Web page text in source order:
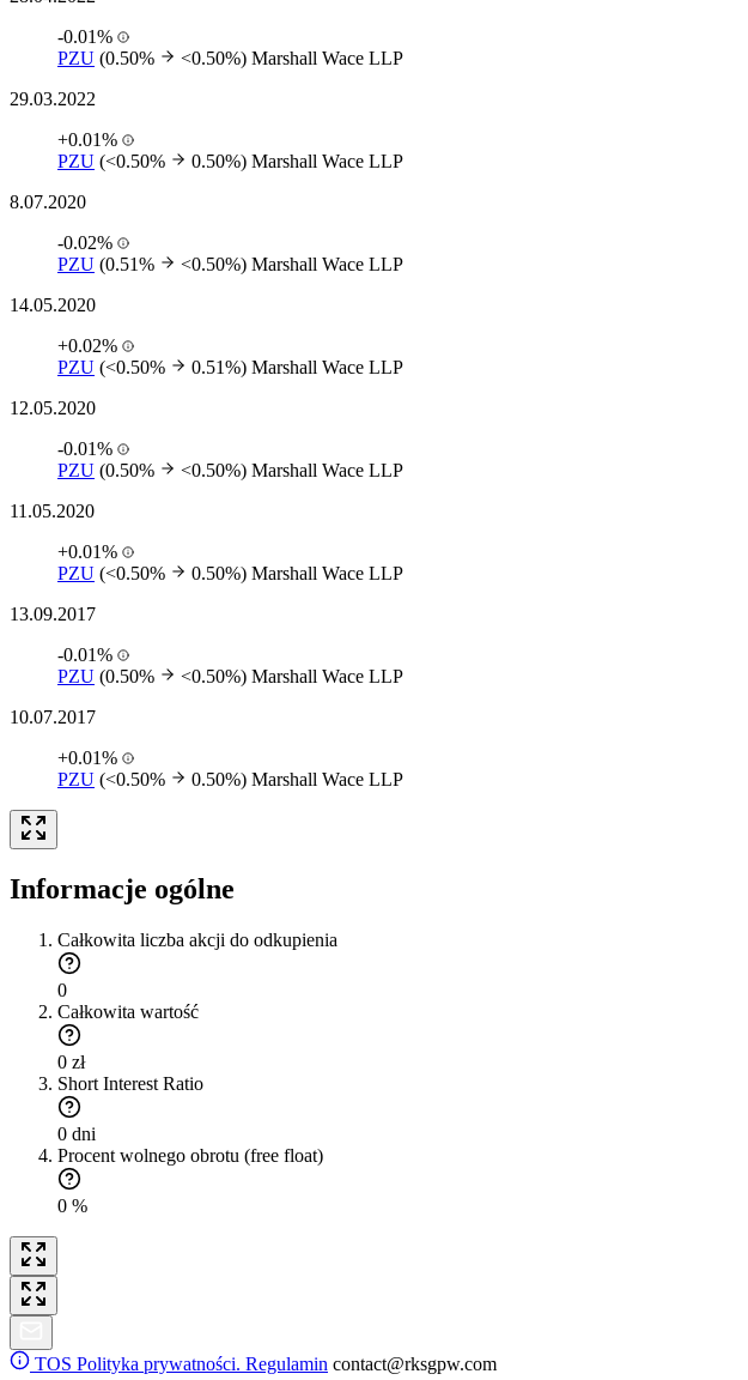
-0.01%
PZU (0.50% <0.50%) Marshall Wace LLP
29.03.2022
+0.01%
PZU (<0.50% 0.50%) Marshall Wace LLP
8.07.2020
-0.02%
PZU (0.51% <0.50%) Marshall Wace LLP
14.05.2020
+0.02%
PZU (<0.50% 0.51%) Marshall Wace LLP
12.05.2020
-0.01%
PZU (0.50% <0.50%) Marshall Wace LLP
11.05.2020
+0.01%
PZU (<0.50% 0.50%) Marshall Wace LLP
13.09.2017
-0.01%
PZU (0.50% <0.50%) Marshall Wace LLP
10.07.2017
+0.01%
PZU (<0.50% 0.50%) Marshall Wace LLP
Informacje ogólne
Całkowita liczba akcji do odkupienia
0
Całkowita wartość
0 zł
Short Interest Ratio
0 dni
Procent wolnego obrotu (free float)
0 %
TOS Polityka prywatności. Regulamin contact@rksgpw.com